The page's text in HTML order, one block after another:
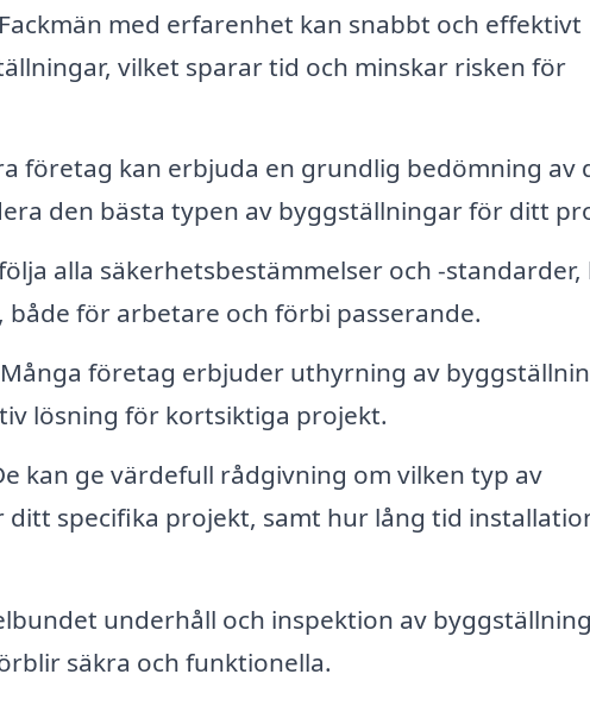
Fackmän med erfarenhet kan snabbt och effektivt
vilket sparar tid och minskar risken för
företag kan erbjuda en grundlig bedömning av
den bästa typen av byggställningar för ditt
alla säkerhetsbestämmelser och -standarder,
för arbetare och förbi passerande.
Många företag erbjuder uthyrning av
lösning för kortsiktiga projekt.
kan ge värdefull rådgivning om vilken typ av
ditt specifika projekt, samt hur lång tid
underhåll och inspektion av
säkra och funktionella.